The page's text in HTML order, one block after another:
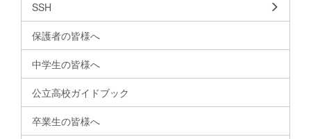
SSH
保護者の皆様へ
中学生の皆様へ
公立高校ガイドブック
卒業生の皆様へ